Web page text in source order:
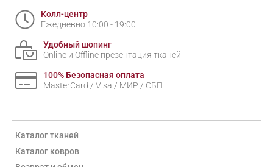
Колл-центр
Ежедневно 10:00 - 19:00
Удобный шопинг
Online и Offline презентация тканей
100% Безопасная оплата
MasterCard / Visa / МИР / СБП
Каталог тканей
Каталог ковров